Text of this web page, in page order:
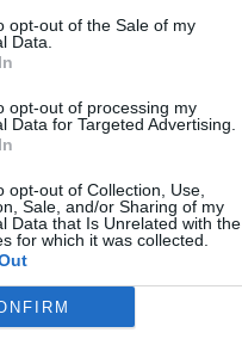
opt-out of the Sale of my
Data.
opt-out of processing my
Data for Targeted Advertising.
opt-out of Collection, Use,
Sale, and/or Sharing of my
Data that Is Unrelated with the
for which it was collected.